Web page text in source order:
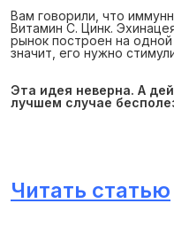
Вам говорили, что
Витамин C. Цинк.
рынок построен на
значит, его нужно
Эта идея неверна. А
лучшем случае
Читать статью